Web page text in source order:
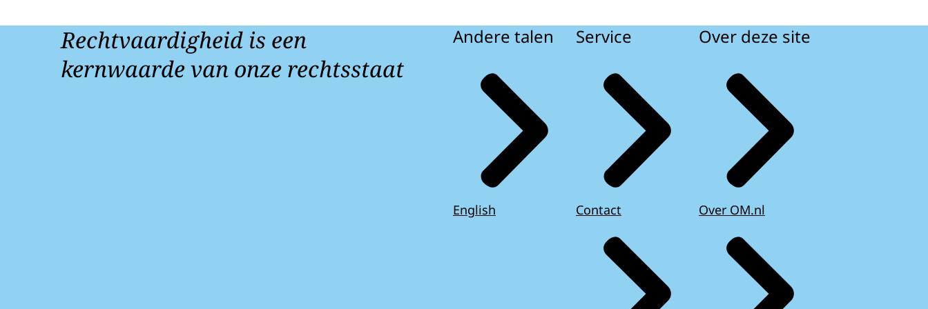
Rechtvaardigheid is een
kernwaarde van onze rechtsstaat
Andere talen
English
Service
Contact
Over deze site
Over OM.nl